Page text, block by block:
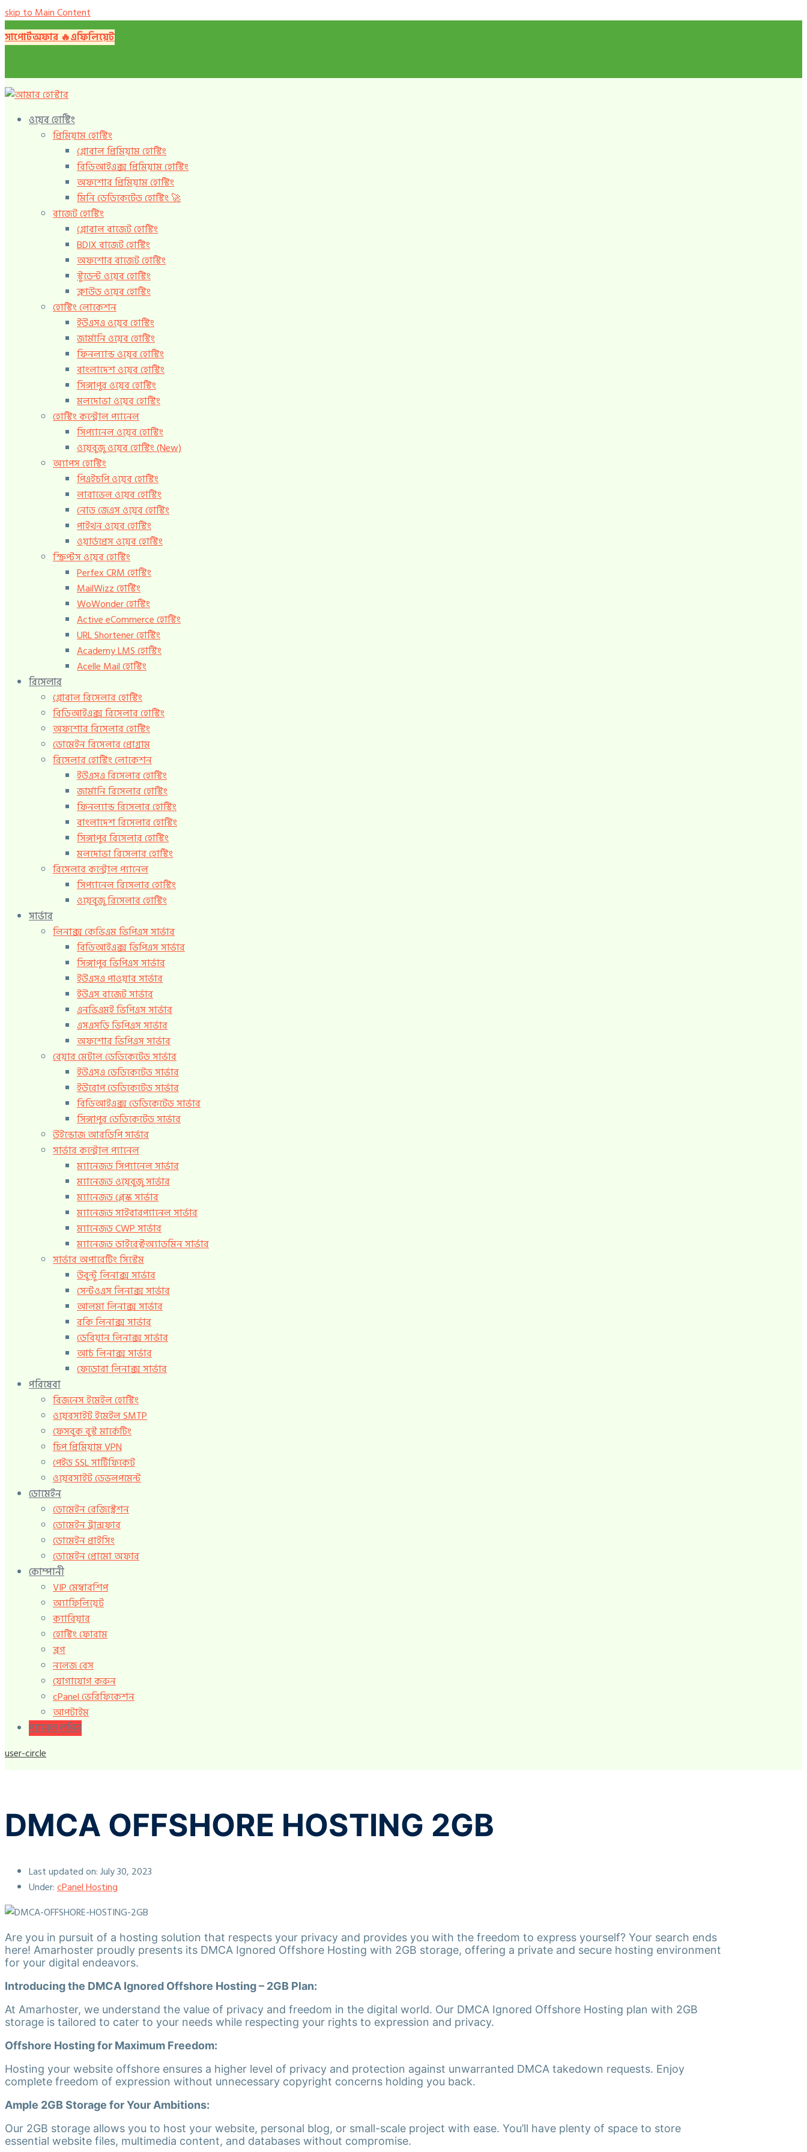
skip to Main Content
সাপোর্টঅফার 🔥️এফিলিয়েট
ওয়েব হোস্টিং
প্রিমিয়াম হোস্টিং
গ্লোবাল প্রিমিয়াম হোস্টিং
বিডিআইএক্স প্রিমিয়াম হোস্টিং
অফশোর প্রিমিয়াম হোস্টিং
মিনি ডেডিকেটেড হোস্টিং 🚀️
বাজেট হোস্টিং
গ্লোবাল বাজেট হোস্টিং
BDIX বাজেট হোস্টিং
অফশোর বাজেট হোস্টিং
স্টুডেন্ট ওয়েব হোস্টিং
ক্লাউড ওয়েব হোস্টিং
হোস্টিং লোকেশন
ইউএসএ ওয়েব হোস্টিং
জার্মানি ওয়েব হোস্টিং
ফিনল্যান্ড ওয়েব হোস্টিং
বাংলাদেশ ওয়েব হোস্টিং
সিঙ্গাপুর ওয়েব হোস্টিং
মলদোভা ওয়েব হোস্টিং
হোস্টিং কন্ট্রোল প্যানেল
সিপ্যানেল ওয়েব হোস্টিং
ওয়েবুজু ওয়েব হোস্টিং (New)
অ্যাপস হোস্টিং
পিএইচপি ওয়েব হোস্টিং
লারাভেল ওয়েব হোস্টিং
নোড জেএস ওয়েব হোস্টিং
পাইথন ওয়েব হোস্টিং
ওয়ার্ডপ্রেস ওয়েব হোস্টিং
স্ক্রিপ্টস ওয়েব হোস্টিং
Perfex CRM হোস্টিং
MailWizz হোস্টিং
WoWonder হোস্টিং
Active eCommerce হোস্টিং
URL Shortener হোস্টিং
Academy LMS হোস্টিং
Acelle Mail হোস্টিং
রিসেলার
গ্লোবাল রিসেলার হোস্টিং
বিডিআইএক্স রিসেলার হোস্টিং
অফশোর রিসেলার হোস্টিং
ডোমেইন রিসেলার প্রোগ্রাম
রিসেলার হোস্টিং লোকেশন
ইউএসএ রিসেলার হোস্টিং
জার্মানি রিসেলার হোস্টিং
ফিনল্যান্ড রিসেলার হোস্টিং
বাংলাদেশ রিসেলার হোস্টিং
সিঙ্গাপুর রিসেলার হোস্টিং
মলদোভা রিসেলার হোস্টিং
রিসেলার কন্ট্রোল প্যানেল
সিপ্যানেল রিসেলার হোস্টিং
ওয়েবুজু রিসেলার হোস্টিং
সার্ভার
লিনাক্স কেভিএম ভিপিএস সার্ভার
বিডিআইএক্স ভিপিএস সার্ভার
সিঙ্গাপুর ভিপিএস সার্ভার
ইউএসএ পাওয়ার সার্ভার
ইউএস বাজেট সার্ভার
এনভিএমই ভিপিএস সার্ভার
এসএসডি ভিপিএস সার্ভার
অফশোর ভিপিএস সার্ভার
বেয়ার মেটাল ডেডিকেটেড সার্ভার
ইউএসএ ডেডিকেটেড সার্ভার
ইউরোপ ডেডিকেটেড সার্ভার
বিডিআইএক্স ডেডিকেটেড সার্ভার
সিঙ্গাপুর ডেডিকেটেড সার্ভার
উইন্ডোজ আরডিপি সার্ভার
সার্ভার কন্ট্রোল প্যানেল
ম্যানেজড সিপ্যানেল সার্ভার
ম্যানেজড ওয়েবুজু সার্ভার
ম্যানেজড প্লেস্ক সার্ভার
ম্যানেজড সাইবারপ্যানেল সার্ভার
ম্যানেজড CWP সার্ভার
ম্যানেজড ডাইরেক্টঅ্যাডমিন সার্ভার
সার্ভার অপারেটিং সিস্টেম
উবুন্টু লিনাক্স সার্ভার
সেন্টওএস লিনাক্স সার্ভার
আলমা লিনাক্স সার্ভার
রকি লিনাক্স সার্ভার
ডেবিয়ান লিনাক্স সার্ভার
আর্চ লিনাক্স সার্ভার
ফেডোরা লিনাক্স সার্ভার
পরিষেবা
বিজনেস ইমেইল হোস্টিং
ওয়েবসাইট ইমেইল SMTP
ফেসবুক বুস্ট মার্কেটিং
চিপ প্রিমিয়াম VPN
পেইড SSL সার্টিফিকেট
ওয়েবসাইট ডেভলপমেন্ট
ডোমেইন
ডোমেইন রেজিস্ট্রেশন
ডোমেইন ট্রান্সফার
ডোমেইন প্রাইসিং
ডোমেইন প্রোমো অফার
কোম্পানী
VIP মেম্বারশিপ
অ্যাফিলিয়েট
ক্যারিয়ার
হোস্টিং ফোরাম
ব্লগ
নলেজ বেস
যোগাযোগ করুন
cPanel ভেরিফিকেশন
আপটাইম
প্যানেল লগিন
user-circle
DMCA OFFSHORE HOSTING 2GB
Last updated on:July 30, 2023
Under:cPanel Hosting
Are you in pursuit of a hosting solution that respects your privacy and provides you with the freedom to express yourself? Your search ends
here! Amarhoster proudly presents its DMCA Ignored Offshore Hosting with 2GB storage, offering a private and secure hosting environment
for your digital endeavors.
Introducing the DMCA Ignored Offshore Hosting – 2GB Plan:
At Amarhoster, we understand the value of privacy and freedom in the digital world. Our DMCA Ignored Offshore Hosting plan with 2GB
storage is tailored to cater to your needs while respecting your rights to expression and privacy.
Offshore Hosting for Maximum Freedom:
Hosting your website offshore ensures a higher level of privacy and protection against unwarranted DMCA takedown requests. Enjoy
complete freedom of expression without unnecessary copyright concerns holding you back.
Ample 2GB Storage for Your Ambitions:
Our 2GB storage allows you to host your website, personal blog, or small-scale project with ease. You’ll have plenty of space to store
essential website files, multimedia content, and databases without compromise.